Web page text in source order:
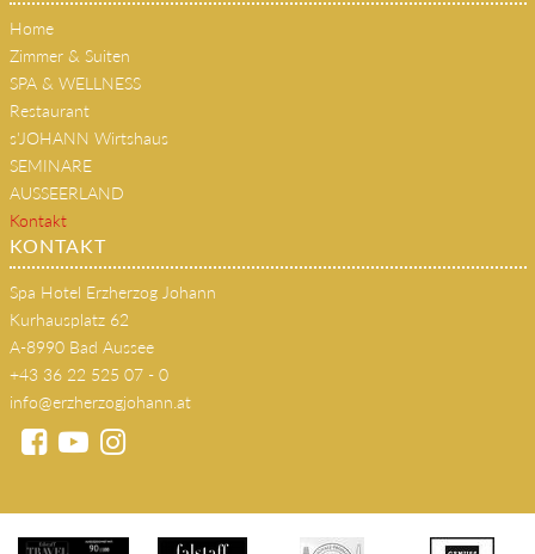
Home
Zimmer & Suiten
SPA & WELLNESS
Restaurant
s'JOHANN Wirtshaus
SEMINARE
AUSSEERLAND
Kontakt
KONTAKT
Spa Hotel Erzherzog Johann
Kurhausplatz 62
A-8990 Bad Aussee
+43 36 22 525 07 - 0
info@erzherzogjohann.at